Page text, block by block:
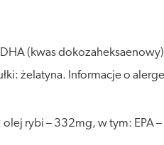
(kwas
żelatyna. Informacje o
olej rybi – 332mg, w tym: EPA